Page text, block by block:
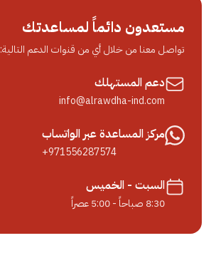
مستعدون دائماً لمساعدتك
تواصل معنا من خلال أي من قنوات الدعم التالية:
دعم المستهلك
info@alrawdha-ind.com
مركز المساعدة عبر الواتساب
+971556287574
السبت - الخميس
8:30 صباحاً - 5:00 عصراً